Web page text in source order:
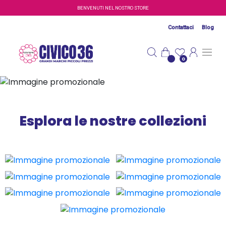
Salta al contenuto principaleBENVENUTI NEL NOSTRO STORE
Contattaci Blog
0
Esplora le nostre collezioni